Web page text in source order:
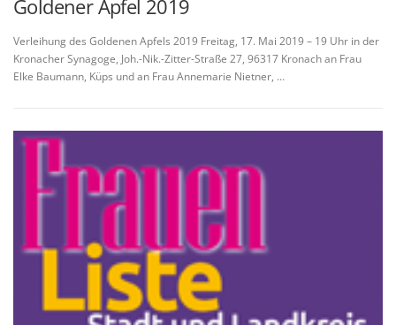
Goldener Apfel 2019
Verleihung des Goldenen Apfels 2019 Freitag, 17. Mai 2019 – 19 Uhr in der
Kronacher Synagoge, Joh.-Nik.-Zitter-Straße 27, 96317 Kronach an Frau
Elke Baumann, Küps und an Frau Annemarie Nietner, …